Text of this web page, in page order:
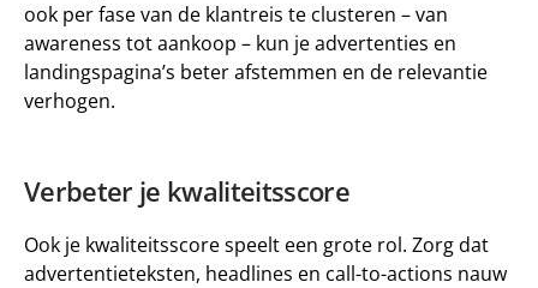
ook per fase van de klantreis te clusteren – van
awareness tot aankoop – kun je advertenties en
landingspagina’s beter afstemmen en de relevantie
verhogen.
Verbeter je kwaliteitsscore
Ook je kwaliteitsscore speelt een grote rol. Zorg dat
advertentieteksten, headlines en call-to-actions nauw